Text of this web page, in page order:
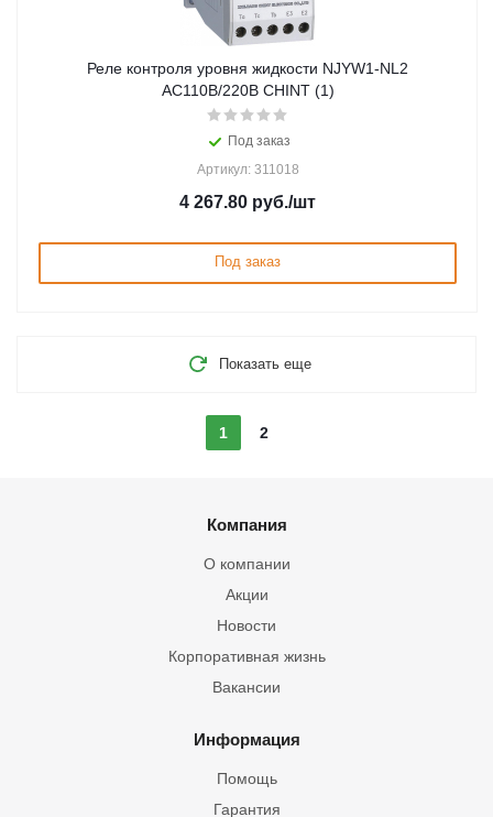
Реле контроля уровня жидкости NJYW1-NL2
AC110В/220В CHINT (1)
Под заказ
Артикул: 311018
4 267.80 руб./шт
Под заказ
Показать еще
1 2
Компания
О компании
Акции
Новости
Корпоративная жизнь
Вакансии
Информация
Помощь
Гарантия